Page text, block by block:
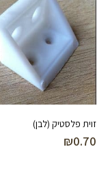
זוית פלסטיק (לבן)
₪0.70